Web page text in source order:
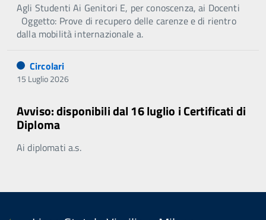
Agli Studenti Ai Genitori E, per conoscenza, ai Docenti
Oggetto: Prove di recupero delle carenze e di rientro
dalla mobilità internazionale a.
Circolari
15 Luglio 2026
Avviso: disponibili dal 16 luglio i Certificati di
Diploma
Ai diplomati a.s.